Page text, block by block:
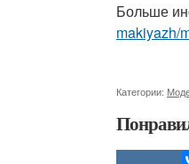
Больше
makiyazh/
Категории: